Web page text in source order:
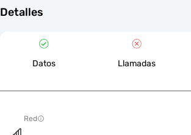
Detalles
Datos Llamadas
Red